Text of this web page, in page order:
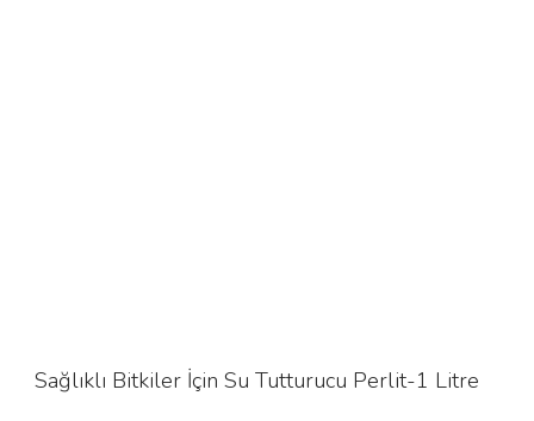
Sağlıklı Bitkiler İçin Su Tutturucu Perlit-1 Litre